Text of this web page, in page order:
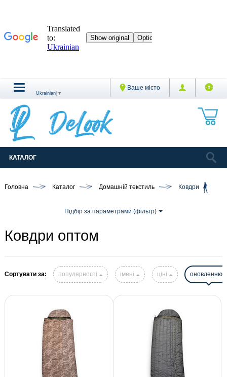
Ваше місто
Ukrainian ▼
КАТАЛОГ
Головна Каталог Домашній текстиль Ковдри
Підбір за параметрами (фільтр)
Ковдри оптом
Сортувати за: популярності імені ціні оновленню